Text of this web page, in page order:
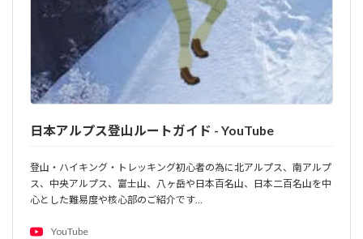
日本アルプス登山ルートガイド - YouTube
登山・ハイキング・トレッキング初心者の為に北アルプス、南アルプ
ス、中央アルプス、富士山、八ヶ岳や日本百名山、日本二百名山を中
心とした難易度や核心部のご紹介です…
YouTube